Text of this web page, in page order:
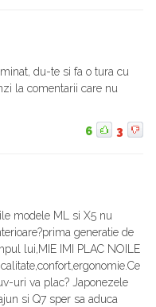
du-te si fa o tura cu
la comentarii care nu
6 3
modele ML si X5 nu
generatie de
lui,MIE IMI PLAC NOILE
uri va plac? Japonezele
si Q7 sper sa aduca